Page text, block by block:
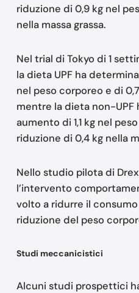
riduzione di 0,9 kg nel
nella massa grassa.
Nel trial di Tokyo di 1
la dieta UPF ha
nel peso corporeo e di
mentre la dieta non-UPF
aumento di 1,1 kg nel
riduzione di 0,4 kg nella
Nello studio pilota di
l’intervento
volto a ridurre il
riduzione del peso
Studi meccanicistici
Alcuni studi prospettici